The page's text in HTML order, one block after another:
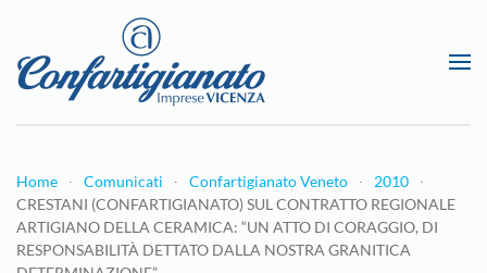
Passa al contenuto principale
Home Comunicati Confartigianato Veneto
2010
CRESTANI (CONFARTIGIANATO) SUL CONTRATTO REGIONALE
ARTIGIANO DELLA CERAMICA: “UN ATTO DI CORAGGIO, DI
RESPONSABILITÀ DETTATO DALLA NOSTRA GRANITICA